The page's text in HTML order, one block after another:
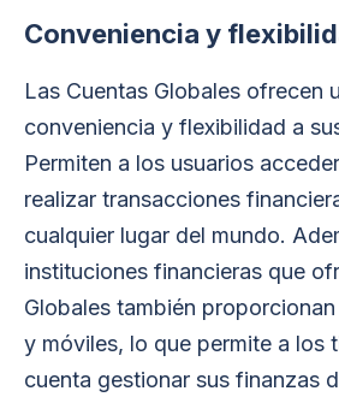
Conveniencia y
Las Cuentas Globales ofrecen
conveniencia y flexibilidad a
Permiten a los usuarios
realizar transacciones
cualquier lugar del mundo.
instituciones financieras que
Globales también
y móviles, lo que permite a los
cuenta gestionar sus finanzas